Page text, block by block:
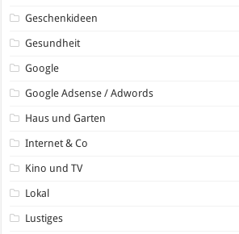
Geschenkideen
Gesundheit
Google
Google Adsense / Adwords
Haus und Garten
Internet & Co
Kino und TV
Lokal
Lustiges